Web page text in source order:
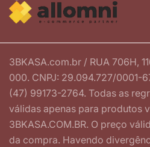
3BKASA.com.br / RUA 706H,
000. CNPJ: 29.094.727/0001-
(47) 99173-2764. Todas as
válidas apenas para produtos
3BKASA.COM.BR. O preço
da compra. Havendo